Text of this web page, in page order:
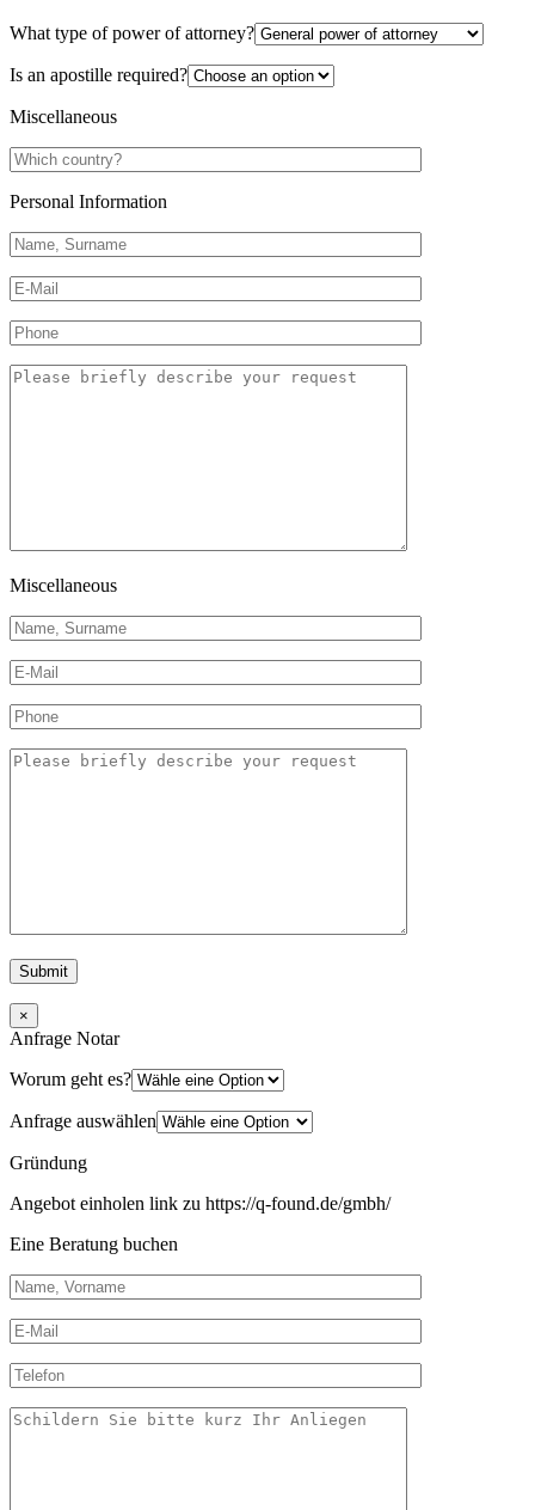
What type of power of attorney?
Is an apostille required?
Miscellaneous
Personal Information
Miscellaneous
×
Anfrage Notar
Worum geht es?
Anfrage auswählen
Gründung
Angebot einholen link zu https://q-found.de/gmbh/
Eine Beratung buchen